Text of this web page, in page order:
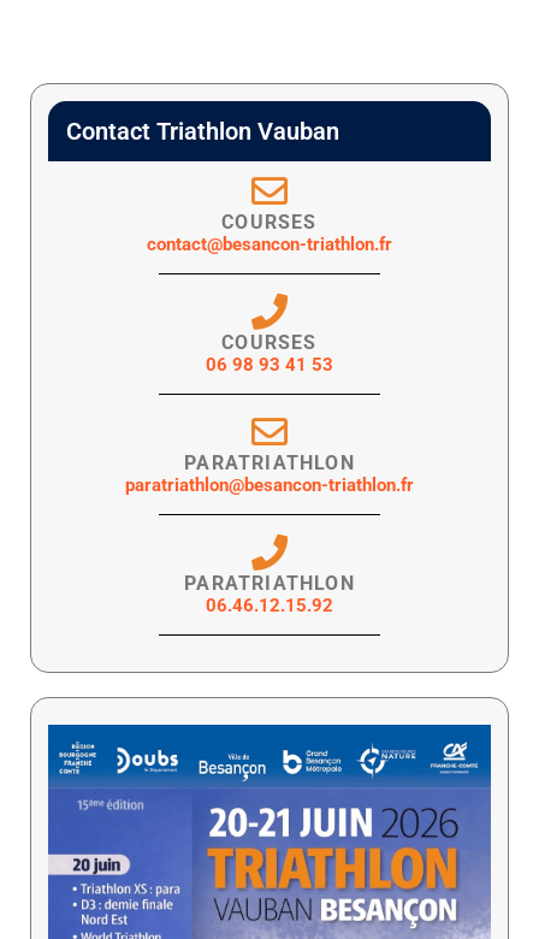
Contact Triathlon Vauban
COURSES
contact@besancon-triathlon.fr
COURSES
06 98 93 41 53
PARATRIATHLON
paratriathlon@besancon-triathlon.fr
PARATRIATHLON
06.46.12.15.92